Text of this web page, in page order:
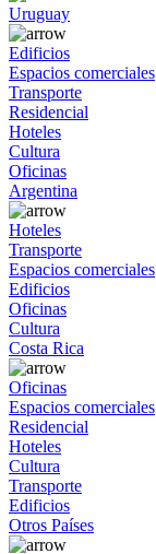
Uruguay
Edificios
Espacios comerciales
Transporte
Residencial
Hoteles
Cultura
Oficinas
Argentina
Hoteles
Transporte
Espacios comerciales
Edificios
Oficinas
Cultura
Costa Rica
Oficinas
Espacios comerciales
Residencial
Hoteles
Cultura
Transporte
Edificios
Otros Países